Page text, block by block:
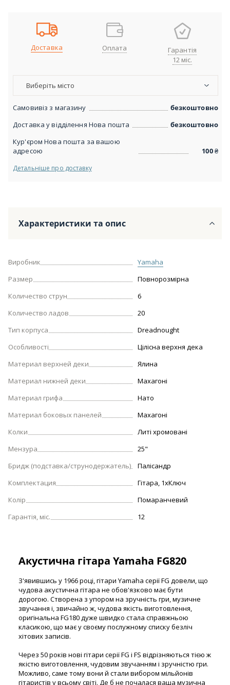
Доставка Оплата
Гарантія
12 міс.
Виберіть місто
Самовивіз з магазину
безкоштовно
Доставка у відділення Нова пошта
безкоштовно
Кур'єром Нова пошта за вашою
адресою
100₴
Детальніше про доставку
Характеристики та опис
Виробник
Yamaha
Размер
Повнорозмірна
Количество струн
6
Количество ладов
20
Тип корпуса
Dreadnought
Особливості
Цілісна верхня дека
Материал верхней деки
Ялина
Материал нижней деки
Махагоні
Материал грифа
Нато
Материал боковых панелей
Махагоні
Колки
Литі хромовані
Мензура
25"
Бридж (подставка/струнодержатель)
Палісандр
Комплектация
Гітара, 1xКлюч
Колір
Помаранчевий
Гарантія, міс.
12
Акустична гітара Yamaha FG820
З'явившись у 1966 році, гітари Yamaha серії FG довели, що
чудова акустична гітара не обов'язково має бути
дорогою. Створена з упором на зручність гри, музичне
звучання і, звичайно ж, чудова якість виготовлення,
оригінальна FG180 дуже швидко стала справжньою
класикою, що має у своєму послужному списку безліч
хітових записів.
Через 50 років нові гітари серії FG і FS відрізняються тією ж
якістю виготовлення, чудовим звучанням і зручністю гри.
Можливо, саме тому вони й стали вибором мільйонів
гітаристів у всьому світі. Де б не почалася ваша музична